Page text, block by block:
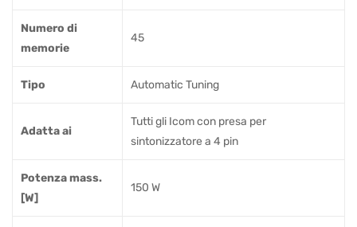
Numero di
memorie
45
Tipo Automatic Tuning
Adatta ai
Tutti gli Icom con presa per
sintonizzatore a 4 pin
Potenza mass.
[W]
150 W